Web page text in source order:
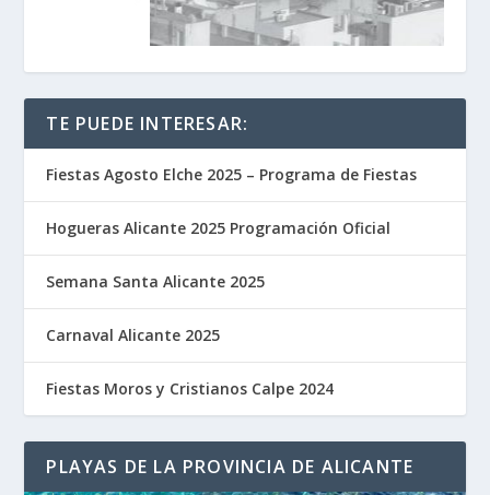
TE PUEDE INTERESAR:
Fiestas Agosto Elche 2025 – Programa de Fiestas
Hogueras Alicante 2025 Programación Oficial
Semana Santa Alicante 2025
Carnaval Alicante 2025
Fiestas Moros y Cristianos Calpe 2024
PLAYAS DE LA PROVINCIA DE ALICANTE